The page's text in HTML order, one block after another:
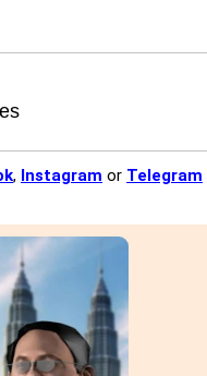
, Instagram or Telegram